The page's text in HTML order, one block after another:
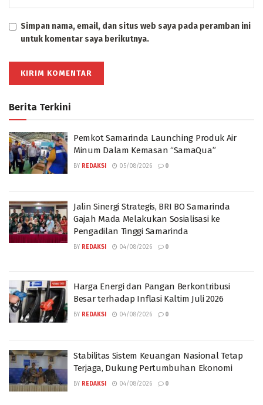
Simpan nama, email, dan situs web saya pada peramban ini
untuk komentar saya berikutnya.
Berita Terkini
Pemkot Samarinda Launching Produk Air
Minum Dalam Kemasan “SamaQua”
BY REDAKSI 05/08/2026 0
Jalin Sinergi Strategis, BRI BO Samarinda
Gajah Mada Melakukan Sosialisasi ke
Pengadilan Tinggi Samarinda
BY REDAKSI 04/08/2026 0
Harga Energi dan Pangan Berkontribusi
Besar terhadap Inflasi Kaltim Juli 2026
BY REDAKSI 04/08/2026 0
Stabilitas Sistem Keuangan Nasional Tetap
Terjaga, Dukung Pertumbuhan Ekonomi
BY REDAKSI 04/08/2026 0